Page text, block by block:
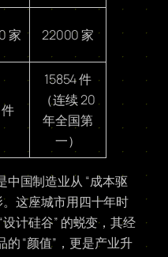
家 22000 家
15854 件
（连续 20
年全国第
一）
国制造业从 “成本驱
。这座城市用四十年时
设计硅谷” 的蜕变，其经
“颜值”，更是产业升